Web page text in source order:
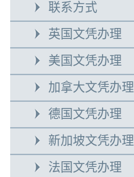
联系方式
英国文凭办理
美国文凭办理
加拿大文凭办理
德国文凭办理
新加坡文凭办理
法国文凭办理